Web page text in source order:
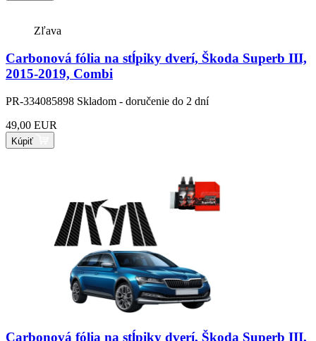
Zľava
Carbonová fólia na stĺpiky dverí, Škoda Superb III,
2015-2019, Combi
PR-334085898 Skladom - doručenie do 2 dní
49,00 EUR
Kúpiť
Carbonová fólia na stĺpiky dverí, Škoda Superb III,